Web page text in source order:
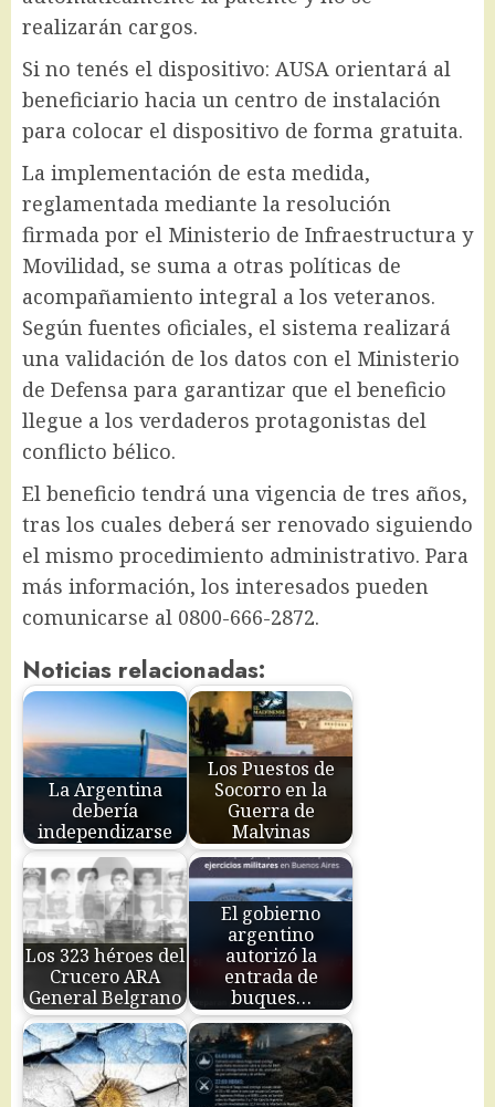
realizarán cargos.
Si no tenés el dispositivo: AUSA orientará al
beneficiario hacia un centro de instalación
para colocar el dispositivo de forma gratuita.
La implementación de esta medida,
reglamentada mediante la resolución
firmada por el Ministerio de Infraestructura y
Movilidad, se suma a otras políticas de
acompañamiento integral a los veteranos.
Según fuentes oficiales, el sistema realizará
una validación de los datos con el Ministerio
de Defensa para garantizar que el beneficio
llegue a los verdaderos protagonistas del
conflicto bélico.
El beneficio tendrá una vigencia de tres años,
tras los cuales deberá ser renovado siguiendo
el mismo procedimiento administrativo. Para
más información, los interesados pueden
comunicarse al 0800-666-2872.
Noticias relacionadas:
La Argentina
debería
independizarse
Los Puestos de
Socorro en la
Guerra de
Malvinas
Los 323 héroes del
Crucero ARA
General Belgrano
El gobierno
argentino
autorizó la
entrada de
buques…